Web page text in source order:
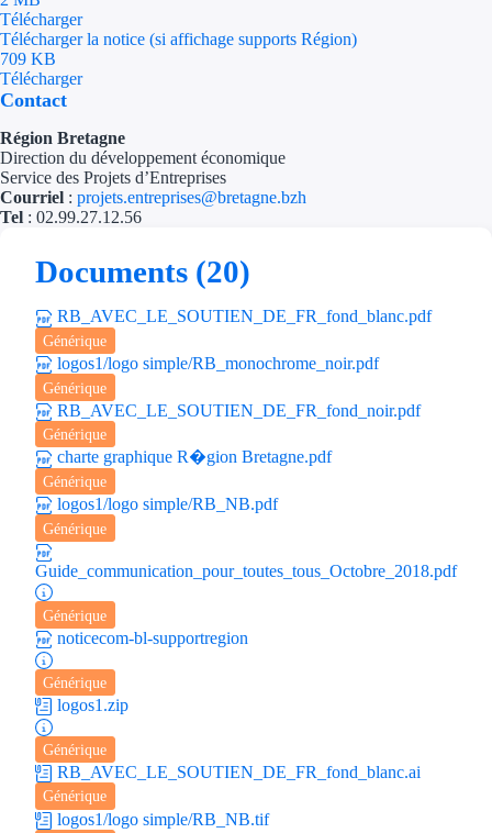
Télécharger
Télécharger la notice (si affichage supports Région)
709 KB
Télécharger
Contact
Région Bretagne
Direction du développement économique
Service des Projets d’Entreprises
Courriel : projets.entreprises@bretagne.bzh
Tel : 02.99.27.12.56
Documents (20)
RB_AVEC_LE_SOUTIEN_DE_FR_fond_blanc.pdf
Générique
logos1/logo simple/RB_monochrome_noir.pdf
Générique
RB_AVEC_LE_SOUTIEN_DE_FR_fond_noir.pdf
Générique
charte graphique R�gion Bretagne.pdf
Générique
logos1/logo simple/RB_NB.pdf
Générique
Guide_communication_pour_toutes_tous_Octobre_2018.pdf
Générique
noticecom-bl-supportregion
Générique
logos1.zip
Générique
RB_AVEC_LE_SOUTIEN_DE_FR_fond_blanc.ai
Générique
logos1/logo simple/RB_NB.tif